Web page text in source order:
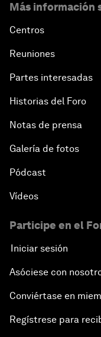
Más información
Centros
Reuniones
Partes interesadas
Historias del Foro
Notas de prensa
Galería de fotos
Pódcast
Vídeos
Participe en el
Iniciar sesión
Asóciese con
Conviértase en
Regístrese para